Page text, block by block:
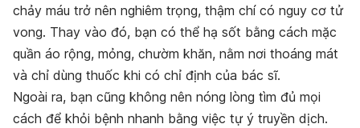
chảy máu trở nên nghiêm trọng, thậm chí có nguy cơ tử
vong. Thay vào đó, bạn có thể hạ sốt bằng cách mặc
quần áo rộng, mỏng, chườm khăn, nằm nơi thoáng mát
và chỉ dùng thuốc khi có chỉ định của bác sĩ.
Ngoài ra, bạn cũng không nên nóng lòng tìm đủ mọi
cách để khỏi bệnh nhanh bằng việc tự ý truyền dịch.